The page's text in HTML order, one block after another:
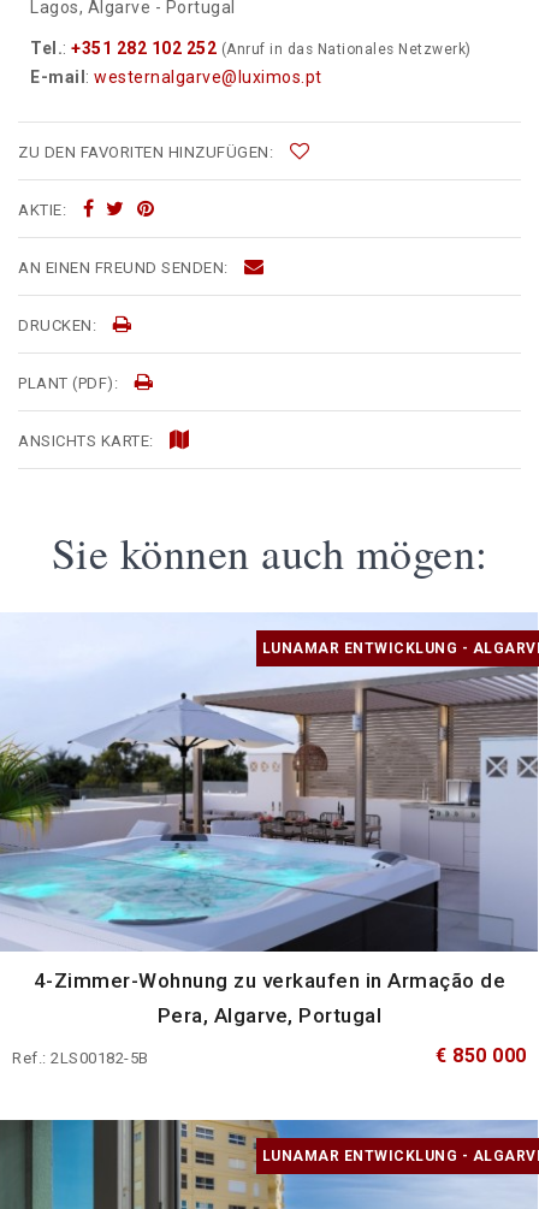
Lagos, Algarve - Portugal
Tel.: +351 282 102 252 (Anruf in das Nationales Netzwerk)
E-mail : westernalgarve@luximos.pt
ZU DEN FAVORITEN HINZUFÜGEN:
AKTIE:
AN EINEN FREUND SENDEN:
DRUCKEN:
PLANT (PDF):
ANSICHTS KARTE:
Sie können auch mögen:
LUNAMAR ENTWICKLUNG -
4-Zimmer-Wohnung zu verkaufen in Armação de
Pera, Algarve, Portugal
Ref.: 2LS00182-5B € 850 000
LUNAMAR ENTWICKLUNG -